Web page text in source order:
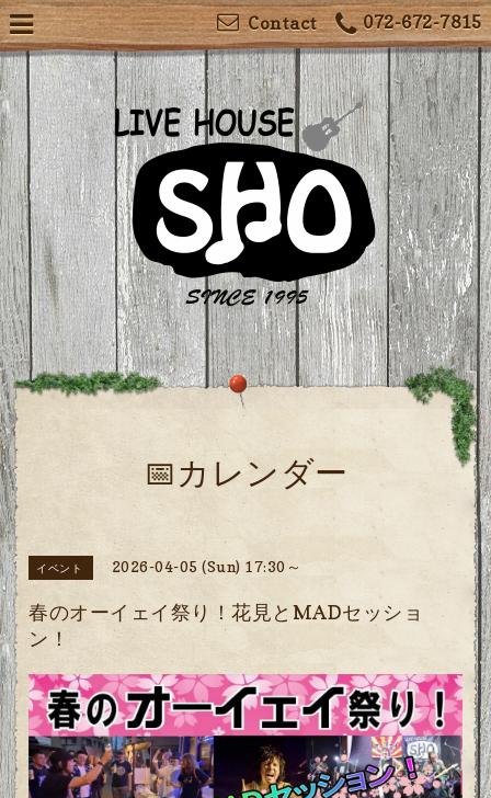
072-672-7815
Contact
📅カレンダー
イベント 2026-04-05 (Sun) 17:30～
春のオーイェイ祭り！花見とMADセッショ
ン！